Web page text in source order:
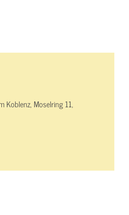
Koblenz, Moselring 11,